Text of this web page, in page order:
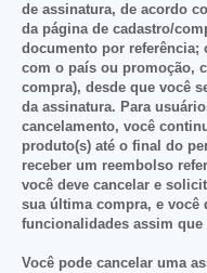
de assinatura, de acordo
da página de cadastro/
documento por referência;
com o país ou promoção,
compra), desde que você
da assinatura. Para
cancelamento, você
produto(s) até o final do
receber um reembolso
você deve cancelar e
sua última compra, e você
funcionalidades assim
Você pode cancelar uma